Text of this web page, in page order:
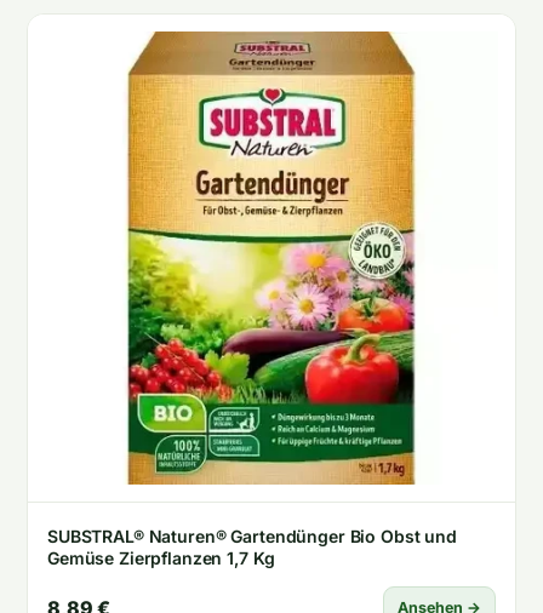
SUBSTRAL® Naturen® Gartendünger Bio Obst und
Gemüse Zierpflanzen 1,7 Kg
8,89 € Ansehen →